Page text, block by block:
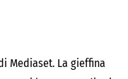
Mediaset. La gieffina